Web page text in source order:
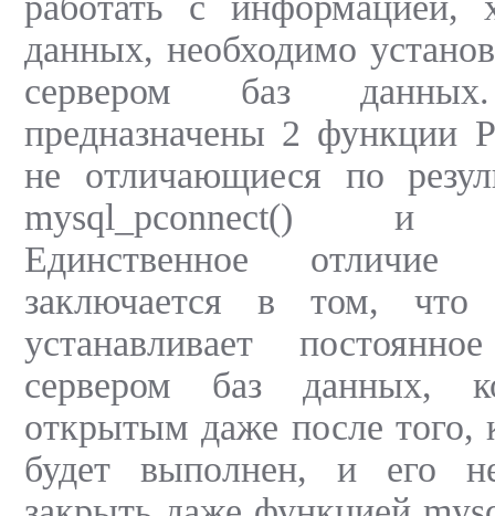
данных, необходимо
сервером баз
предназначены 2 функции
не отличающиеся по
mysql_pconnect() и
Единственное
заключается в том,
устанавливает
сервером баз данных,
открытым даже после того,
будет выполнен, и его